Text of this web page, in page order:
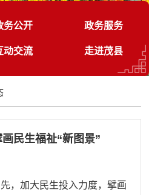
务公开 政务服务
动交流 走进茂县
民生福祉“新图景”
，加大民生投入力度，擘画